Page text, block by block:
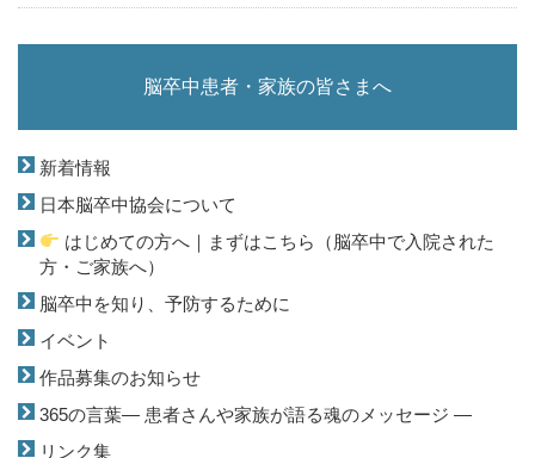
脳卒中患者・家族の皆さまへ
新着情報
日本脳卒中協会について
はじめての方へ｜まずはこちら（脳卒中で入院された
方・ご家族へ）
脳卒中を知り、予防するために
イベント
作品募集のお知らせ
365の言葉― 患者さんや家族が語る魂のメッセージ ―
リンク集